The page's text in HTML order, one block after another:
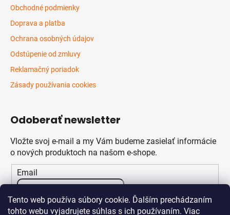
Tento web používa súbory cookie. Ďalším prechádzaním
tohto webu vyjadrujete súhlas s ich používaním. Viac
Obchodné podmienky
Doprava a platba
Ochrana osobných údajov
Odstúpenie od zmluvy
Reklamačný poriadok
Zásady používania cookies
Odoberať newsletter
Vložte svoj e-mail a my Vám budeme zasielať informácie
o nových produktoch na našom e-shope.
Email
Vložením e-mailu súhlasíte spodmienkami ochrany
osobných údajov